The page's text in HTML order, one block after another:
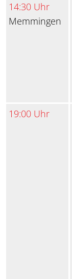
14:30 Uhr
Memmingen
19:00 Uhr